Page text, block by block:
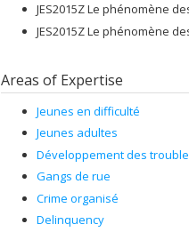
JES2015Z Le phénomène
JES2015Z Le phénomène
Areas of Expertise
Jeunes en difficulté
Jeunes adultes
Développement des
Gangs de rue
Crime organisé
Delinquency